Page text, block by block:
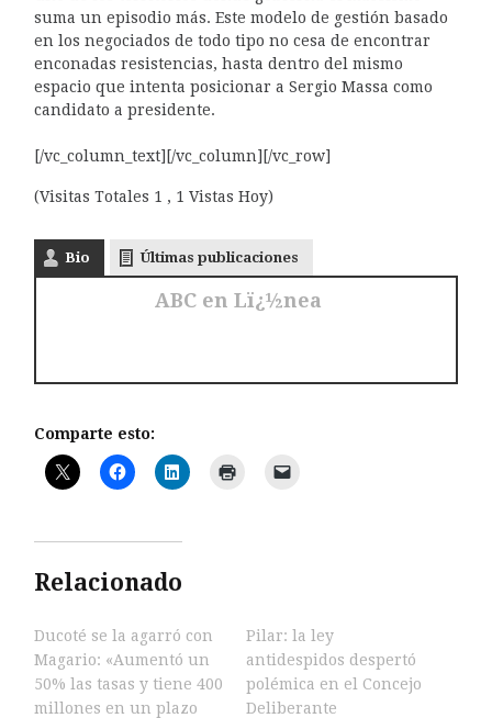
suma un episodio más. Este modelo de gestión basado
en los negociados de todo tipo no cesa de encontrar
enconadas resistencias, hasta dentro del mismo
espacio que intenta posicionar a Sergio Massa como
candidato a presidente.
[/vc_column_text][/vc_column][/vc_row]
(Visitas Totales 1 , 1 Vistas Hoy)
Bio Últimas publicaciones
ABC en Lï¿½nea
Comparte esto:
Relacionado
Ducoté se la agarró con
Magario: «Aumentó un
50% las tasas y tiene 400
millones en un plazo
Pilar: la ley
antidespidos despertó
polémica en el Concejo
Deliberante